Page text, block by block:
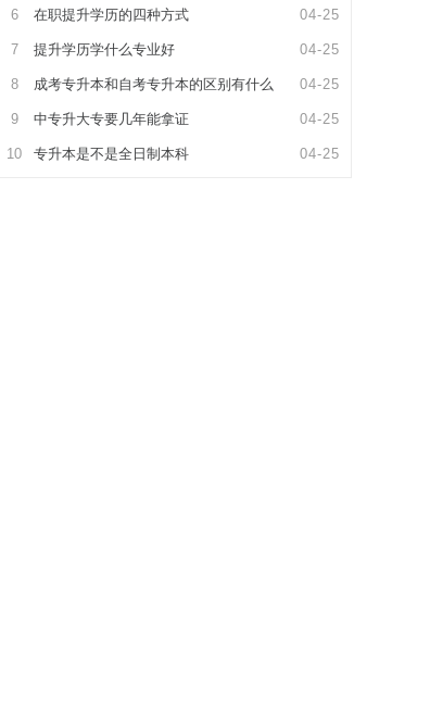
6 在职提升学历的四种方式 04-25
7 提升学历学什么专业好 04-25
8 成考专升本和自考专升本的区别有什么 04-25
9 中专升大专要几年能拿证 04-25
10 专升本是不是全日制本科 04-25